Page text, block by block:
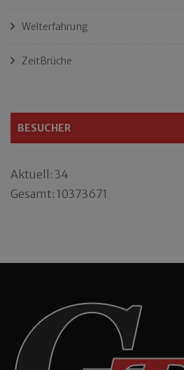
Welterfahrung
ZeitBrüche
BESUCHER
Aktuell: 34
Gesamt: 10373671